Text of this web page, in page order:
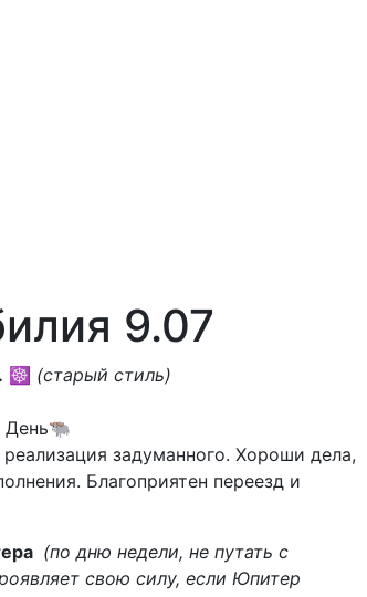
9.07
☸ (старый стиль)
День🐃
задуманного. Хороши дела,
Благоприятен переезд и
(по дню недели, не путать с
свою силу, если Юпитер